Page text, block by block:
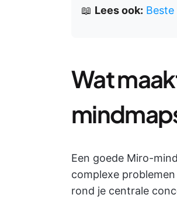
📖 Lees ook:
Wat
Een goede Miro-
complexe
rond je centrale